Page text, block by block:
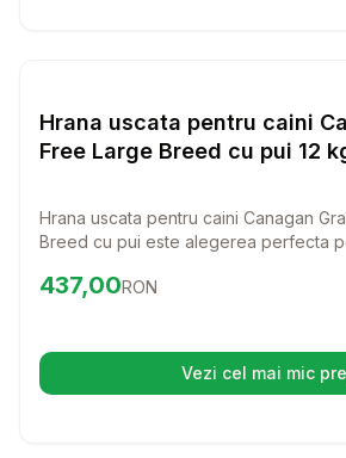
Hrana uscata pentru caini
Free Large Breed cu pui 12
Hrana uscata pentru caini Canagan
Breed cu pui este alegerea perfecta
Cu ingrediente de calitate superioara,
Preț: 437.00 RON
437,00RON
Vezi cel mai mic
(se